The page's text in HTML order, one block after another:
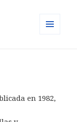
en 1982,